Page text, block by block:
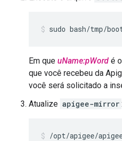
sudo bash/tmp/
Em que uName:pWord é
que você recebeu da
você será solicitado a
Atualize apigee-mirror :
/opt/apigee/